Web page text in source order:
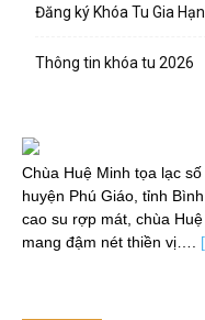
Đăng ký Khóa Tu Gia
Thông tin khóa tu 2026
Chùa Huệ Minh tọa lạc
huyện Phú Giáo, tỉnh
cao su rợp mát, chùa
mang đậm nét thiền vị….